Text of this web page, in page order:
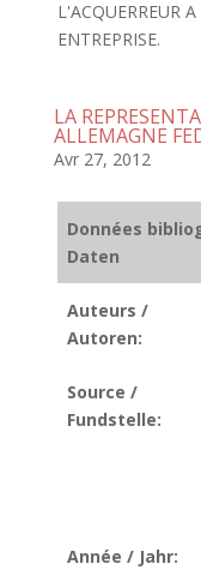
L'ACQUERREUR
ENTREPRISE.
LA
ALLEMAGNE
Avr 27, 2012
Données
Daten
Auteurs /
Autoren:
Source /
Fundstelle:
Année / Jahr: